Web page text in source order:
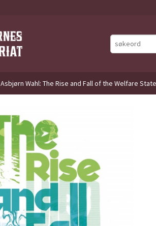
Asbjørn Wahl: The Rise and Fall of the Welfare State